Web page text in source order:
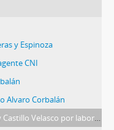
y Espinoza
CNI
Alvaro Corbalán
labor en DD.HH y servicios al país.